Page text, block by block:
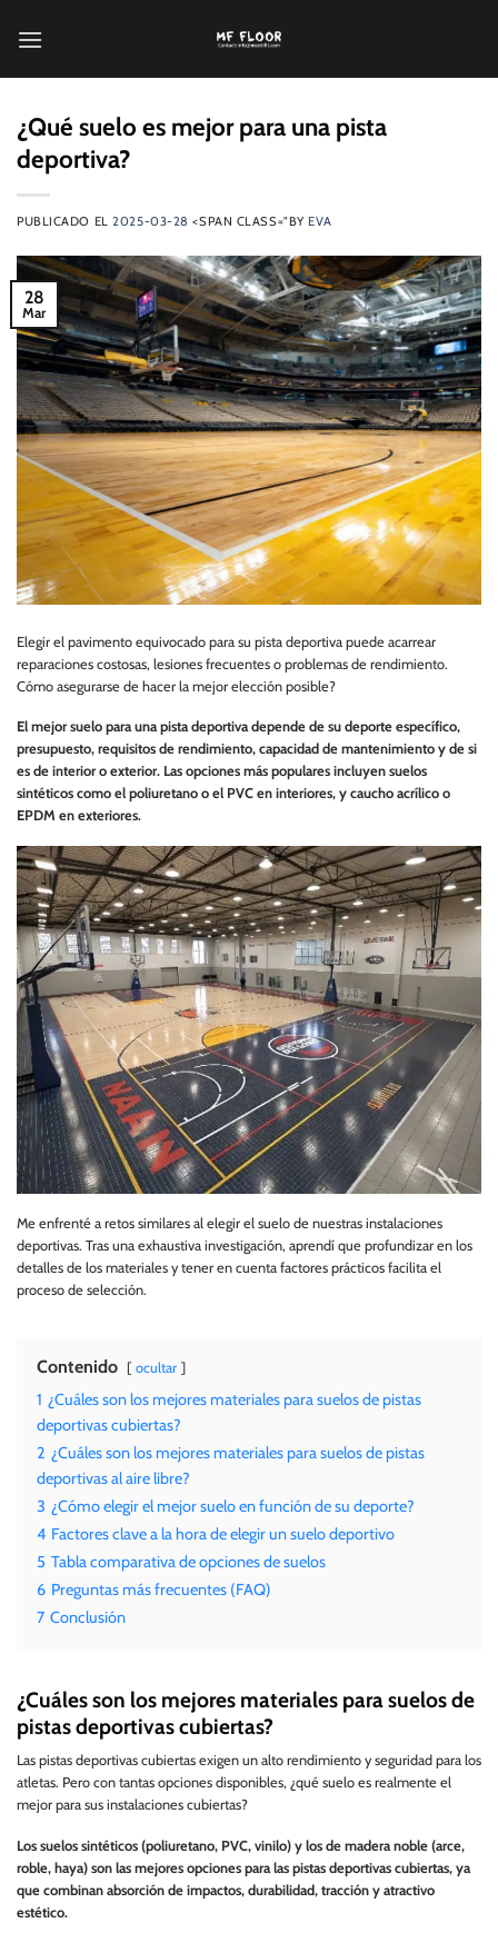
¿Qué suelo es mejor para una pista
deportiva?
PUBLICADO EL2025-03-28 <SPAN CLASS="BY EVA
28
Mar
Elegir el pavimento equivocado para su pista deportiva puede acarrear
reparaciones costosas, lesiones frecuentes o problemas de rendimiento.
Cómo asegurarse de hacer la mejor elección posible?
El mejor suelo para una pista deportiva depende de su deporte específico,
presupuesto, requisitos de rendimiento, capacidad de mantenimiento y de si
es de interior o exterior. Las opciones más populares incluyen suelos
sintéticos como el poliuretano o el PVC en interiores, y caucho acrílico o
EPDM en exteriores.
Me enfrenté a retos similares al elegir el suelo de nuestras instalaciones
deportivas. Tras una exhaustiva investigación, aprendí que profundizar en los
detalles de los materiales y tener en cuenta factores prácticos facilita el
proceso de selección.
Contenido ocultar
1 ¿Cuáles son los mejores materiales para suelos de pistas
deportivas cubiertas?
2 ¿Cuáles son los mejores materiales para suelos de pistas
deportivas al aire libre?
3 ¿Cómo elegir el mejor suelo en función de su deporte?
4 Factores clave a la hora de elegir un suelo deportivo
5 Tabla comparativa de opciones de suelos
6 Preguntas más frecuentes (FAQ)
7 Conclusión
¿Cuáles son los mejores materiales para suelos de
pistas deportivas cubiertas?
Las pistas deportivas cubiertas exigen un alto rendimiento y seguridad para los
atletas. Pero con tantas opciones disponibles, ¿qué suelo es realmente el
mejor para sus instalaciones cubiertas?
Los suelos sintéticos (poliuretano, PVC, vinilo) y los de madera noble (arce,
roble, haya) son las mejores opciones para las pistas deportivas cubiertas, ya
que combinan absorción de impactos, durabilidad, tracción y atractivo
estético.